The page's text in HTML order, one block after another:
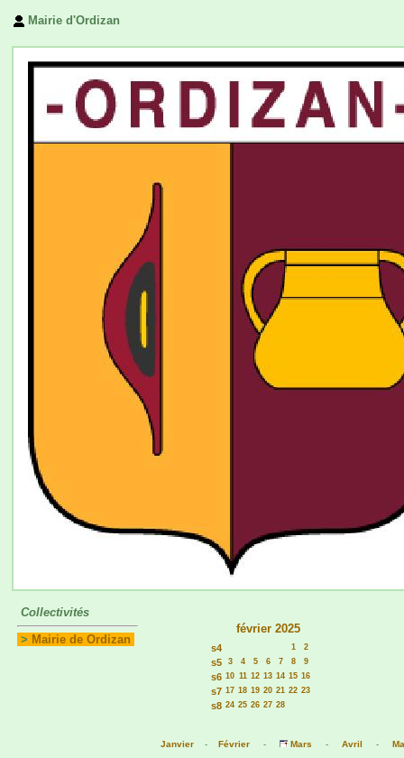
Mairie d'Ordizan
Collectivités
> Mairie de Ordizan
février 2025
s4 1 2
s5 3 4 5 6 7 8 9
s6 10 11 12 13 14 15 16
s7 17 18 19 20 21 22 23
s8 24 25 26 27 28
Janvier - Février - Mars - Avril -